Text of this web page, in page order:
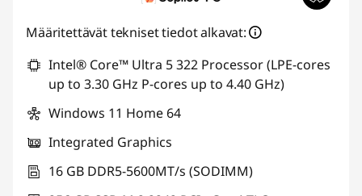
Määritettävät tekniset tiedot alkavat:
Intel® Core™ Ultra 5 322 Processor (LPE-cores
up to 3.30 GHz P-cores up to 4.40 GHz)
Windows 11 Home 64
Integrated Graphics
16 GB DDR5-5600MT/s (SODIMM)